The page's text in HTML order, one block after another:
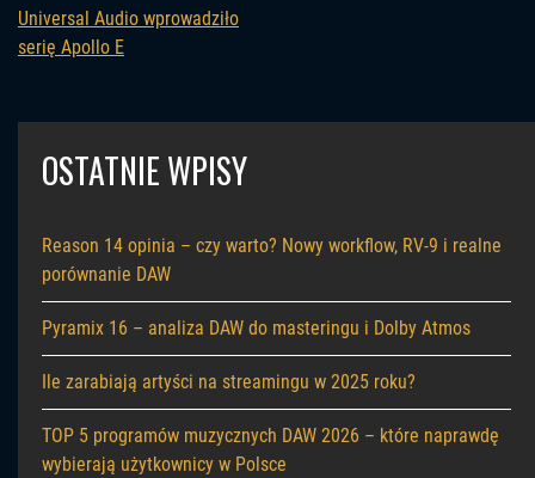
Universal Audio wprowadziło
serię Apollo E
OSTATNIE WPISY
Reason 14 opinia – czy warto? Nowy workflow, RV-9 i realne
porównanie DAW
Pyramix 16 – analiza DAW do masteringu i Dolby Atmos
Ile zarabiają artyści na streamingu w 2025 roku?
TOP 5 programów muzycznych DAW 2026 – które naprawdę
wybierają użytkownicy w Polsce